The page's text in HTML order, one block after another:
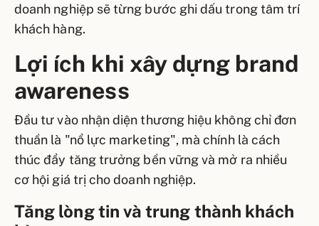
doanh nghiệp sẽ từng bước ghi dấu trong tâm trí
khách hàng.
Lợi ích khi xây dựng brand
awareness
Đầu tư vào nhận diện thương hiệu không chỉ đơn
thuần là "nổ lực marketing", mà chính là cách
thúc đẩy tăng trưởng bền vững và mở ra nhiều
cơ hội giá trị cho doanh nghiệp.
Tăng lòng tin và trung thành khách